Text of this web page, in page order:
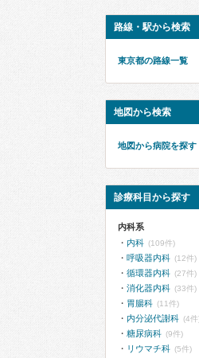
路線・駅から検索
東京都の路線一覧
地図から検索
地図から病院を探す
診療科目から探す
内科系
内科 (109件)
呼吸器内科 (12件)
循環器内科 (27件)
消化器内科 (33件)
胃腸科 (11件)
内分泌代謝科 (4件
糖尿病科 (9件)
リウマチ科 (5件)